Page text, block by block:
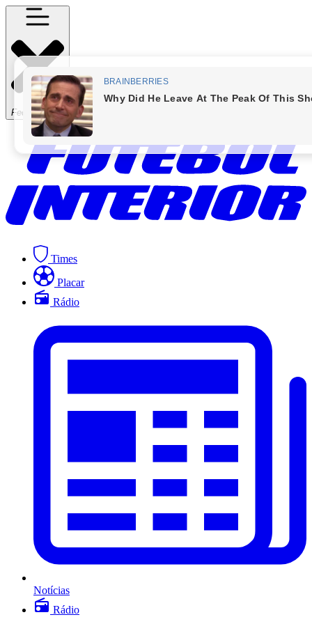
Fechar Menu
Times
Placar
Rádio
Notícias
Rádio